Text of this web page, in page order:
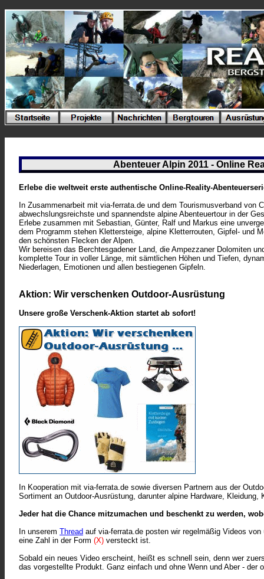
Abenteuer Alpin 2011 - Online
Erlebe die weltweit erste authentische Online-Reality-
In Zusammenarbeit mit via-ferrata.de und dem Tourismusverband von
abwechslungsreichste und spannendste alpine Abenteuertour in der
Erlebe zusammen mit Sebastian, Günter, Ralf und Markus eine
dem Programm stehen Klettersteige, alpine Kletterrouten, Gipfel- und
den schönsten Flecken der Alpen.
Wir bereisen das Berchtesgadener Land, die Ampezzaner Dolomiten
komplette Tour in voller Länge, mit sämtlichen Höhen und Tiefen,
Niederlagen, Emotionen und allen bestiegenen Gipfeln.
Aktion: Wir verschenken Outdoor-Ausrüstung
Unsere große Verschenk-Aktion startet ab sofort!
In Kooperation mit via-ferrata.de sowie diversen Partnern aus der
Sortiment an Outdoor-Ausrüstung, darunter alpine Hardware,
Jeder hat die Chance mitzumachen und beschenkt zu werden,
In unserem Thread auf via-ferrata.de posten wir regelmäßig Videos von
eine Zahl in der Form (X) versteckt ist.
Sobald ein neues Video erscheint, heißt es schnell sein, denn wer
das vorgestellte Produkt. Ganz einfach und ohne Wenn und Aber - der